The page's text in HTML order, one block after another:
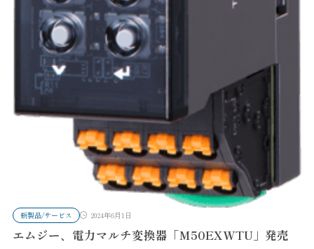
新製品/サービス 2024年6月1日
エムジー、電力マルチ変換器「M50EXWTU」発売